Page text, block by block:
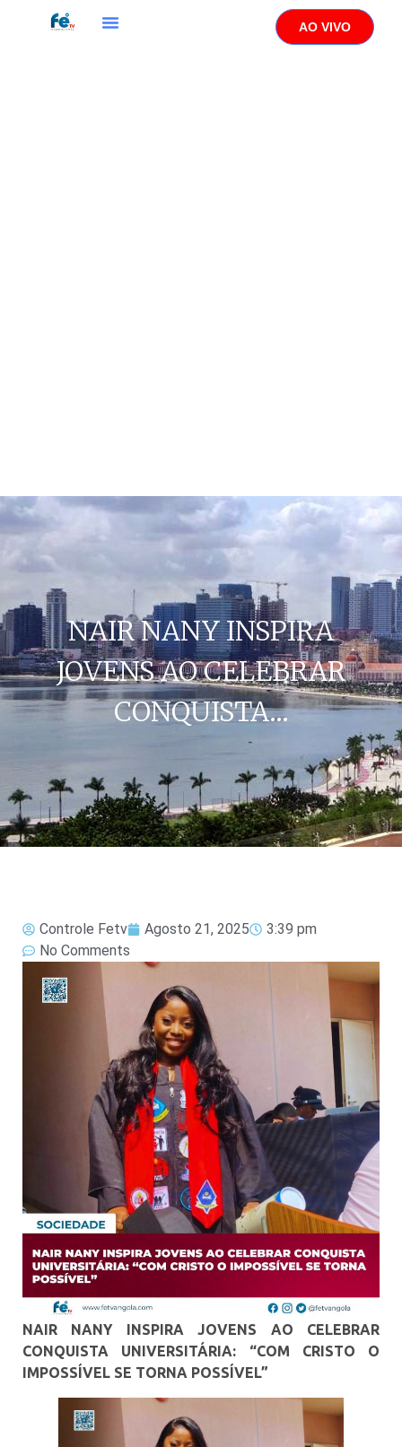
AO VIVO
NAIR NANY INSPIRA
JOVENS AO CELEBRAR
CONQUISTA…
Controle Fetv Agosto 21, 2025
3:39 pm
No Comments
NAIR NANY INSPIRA JOVENS AO CELEBRAR
CONQUISTA UNIVERSITÁRIA: “COM CRISTO O
IMPOSSÍVEL SE TORNA POSSÍVEL”